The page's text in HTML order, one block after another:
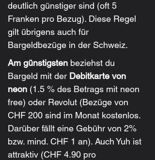
deutlich günstiger sind (oft 5
Franken pro Bezug). Diese Regel
gilt übrigens auch für
Bargeldbezüge in der Schweiz.
Am günstigsten beziehst du
Bargeld mit der Debitkarte von
neon (1.5 % des Betrags mit neon
free) oder Revolut (Bezüge von
CHF 200 sind im Monat kostenlos.
Darüber fällt eine Gebühr von 2%
bzw. mind. CHF 1 an). Auch Yuh ist
attraktiv (CHF 4.90 pro